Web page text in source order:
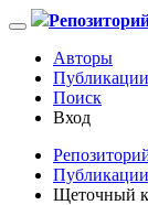
Авторы
Публикации
Поиск
Вход
Публикации
Щеточный